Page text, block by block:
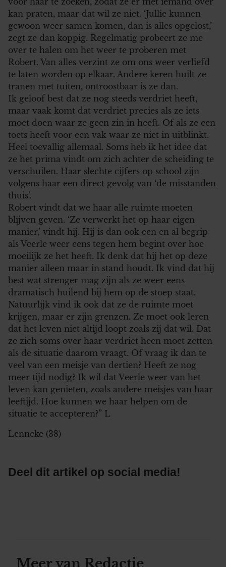
kan praten, maar dat wil ze niet. ‘Jullie kunnen
gewoon weer samen komen, dan is alles opgelost,’
zegt ze dan koppig. Regelmatig probeert ze me
over te halen om het weer te proberen met
Robert. Van alles verzint ze om ons weer verliefd
te laten worden op elkaar. Andere keren huilt ze
tranen met tuiten, ontroostbaar is ze dan.
Ik geloof best dat ze nog steeds verdriet heeft,
maar vaak komt dat verdriet precies als ze iets
moet doen waar ze geen zin in heeft. Of als ze een
toets heeft voor een vak waar ze niet in uitblinkt.
Heel toevallig allemaal. Soms heb ik het idee dat
ze het prima vindt om zich achter de scheiding te
verschuilen. Haar slechte cijfers op school zijn
volgens haar een direct gevolg van ‘de misstanden
thuis’.
Robert vindt dat we haar alle ruimte moeten
blijven geven. ‘Ze verwerkt het op haar eigen
manier,’ vindt hij. Hij is dan ook een en al begrip
als Veerle weer eens tegen hem begint over hoe
moeilijk ze het heeft. Ik denk dat hij het op deze
manier alleen maar in stand houdt. Ik vind dat hij
best wat strenger mag zijn als ze weer eens
dramatisch huilend bij hem op de stoep staat.
Natuurlijk vind ik ook dat ze de ruimte moet
krijgen, maar er zijn grenzen. Ze moet ook leren
dat het leven niet altijd loopt zoals zij dat wil. Dat
ze zich soms over haar verdriet heen moet zetten
als de situatie daarom vraagt. Of vraag ik dan te
veel van een meisje van dertien? Heeft ze nog
meer tijd nodig? Ik wil dat Veerle weer van het
leven kan genieten, zoals andere meisjes van haar
leeftijd. Hoe kunnen we haar helpen om de
situatie te accepteren?” L
Lenneke (38)
Deel dit artikel op social media!
Meer van Redactie